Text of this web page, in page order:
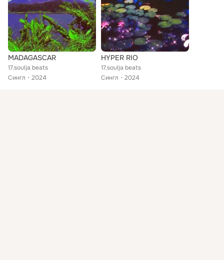
MADAGASCAR
17.soulja beats
Сингл
2024
HYPER RIO
17.soulja beats
Сингл
2024